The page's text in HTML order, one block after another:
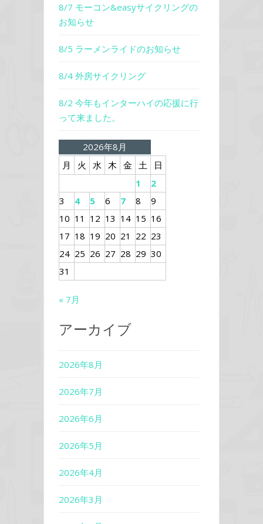
8/7 モーコン&easyサイクリングの
お知らせ
8/5 ラーメンライドのお知らせ
8/4 外房サイクリング
8/2 今年もインターハイの応援に行
って来ました。
2026年8月
月
火 水 木 金 土
日
1
2
3
4 5 6 7 8
9
10 11 12 13 14 15 16
17 18 19 20 21 22 23
24 25 26 27 28 29 30
31
« 7月
アーカイブ
2026年8月
2026年7月
2026年6月
2026年5月
2026年4月
2026年3月